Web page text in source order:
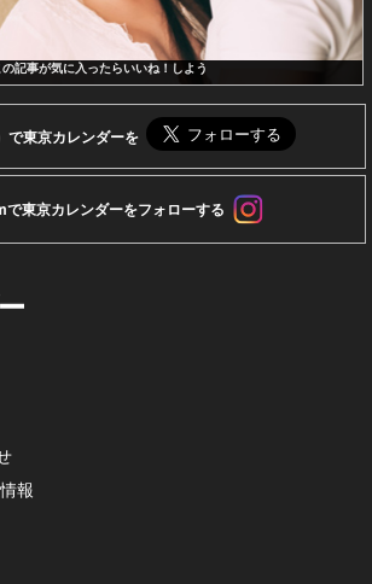
の記事が気に入ったらいいね！しよう
で東京カレンダーを
東京カレンダーをフォローする
報